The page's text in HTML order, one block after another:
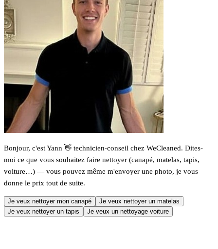
Bonjour, c'est Yann 👋 technicien-conseil chez WeCleaned. Dites-
moi ce que vous souhaitez faire nettoyer (canapé, matelas, tapis,
voiture…) — vous pouvez même m'envoyer une photo, je vous
donne le prix tout de suite.
Je veux nettoyer mon canapé
Je veux nettoyer un matelas
Je veux nettoyer un tapis
Je veux un nettoyage voiture